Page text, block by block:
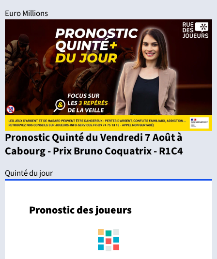
Euro Millions
Pronostic Quinté du Vendredi 7 Août à
Cabourg - Prix Bruno Coquatrix - R1C4
Quinté du jour
Pronostic des joueurs